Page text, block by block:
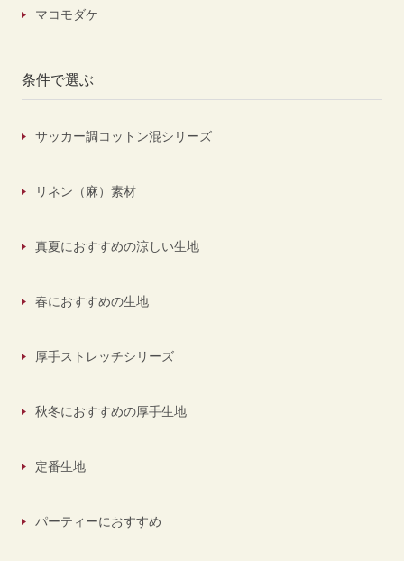
マコモダケ
条件で選ぶ
サッカー調コットン混シリーズ
リネン（麻）素材
真夏におすすめの涼しい生地
春におすすめの生地
厚手ストレッチシリーズ
秋冬におすすめの厚手生地
定番生地
パーティーにおすすめ